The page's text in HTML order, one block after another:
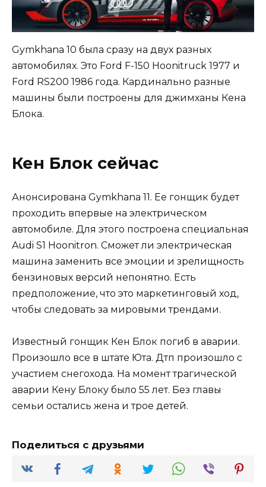
Gymkhana 10 была сразу на двух разных
автомобилях. Это Ford F-150 Hoonitruck 1977 и
Ford RS200 1986 года. Кардинально разные
машины были построены для джимханы Кена
Блока.
Кен Блок сейчас
Анонсирована Gymkhana 11. Ее гонщик будет
проходить впервые на электрическом
автомобиле. Для этого построена специальная
Audi S1 Hoonitron. Сможет ли электрическая
машина заменить все эмоции и зрелищность
бензиновых версий непонятно. Есть
предположение, что это маркетинговый ход,
чтобы следовать за мировыми трендами.
Известный гонщик Кен Блок погиб в аварии.
Произошло все в штате Юта. Дтп произошло с
участием снегохода. На момент трагической
аварии Кену Блоку было 55 лет. Без главы
семьи остались жена и трое детей.
Поделиться с друзьями